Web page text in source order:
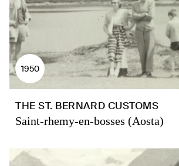
1950
THE ST. BERNARD CUSTOMS
Saint-rhemy-en-bosses (Aosta)